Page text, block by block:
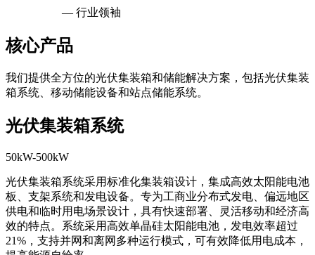
箱系统、移动储能设备和站点储能系统。
50kW-500kW
光伏集装箱系统采用标准化集装箱设计，集成高效太阳能电池
板、支架系统和发电设备。专为工商业分布式发电、偏远地区
供电和临时用电场景设计，具有快速部署、灵活移动和经济高
效的特点。系统采用高效单晶硅太阳能电池，发电效率超过
21%，支持并网和离网多种运行模式，可有效降低用电成本，
提高能源自给率。